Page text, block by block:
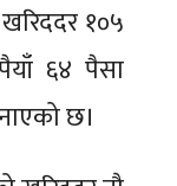
१०५
६४ पैसा
छ।